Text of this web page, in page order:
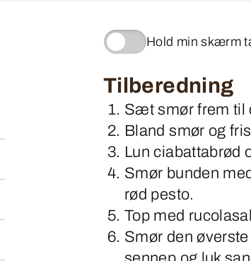
Hold min skærm
Tilberedning
Sæt smør frem til
Bland smør og
Lun ciabattabrød
Smør bunden
rød pesto.
Top med
Smør den